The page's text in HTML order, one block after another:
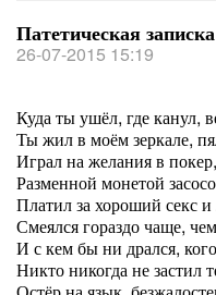
Патетическая записка
26-07-2015 15:19
Куда ты ушёл, где канул,
Ты жил в моём зеркале,
Играл на желания в
Разменной монетой
Платил за хороший секс
Смеялся гораздо чаще,
И с кем бы ни дрался,
Никто никогда не застил